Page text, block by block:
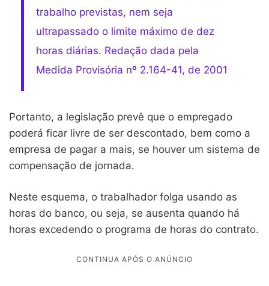
trabalho previstas, nem seja
ultrapassado o limite máximo de dez
horas diárias. Redação dada pela
Medida Provisória nº 2.164-41, de 2001
Portanto, a legislação prevê que o empregado
poderá ficar livre de ser descontado, bem como a
empresa de pagar a mais, se houver um sistema de
compensação de jornada.
Neste esquema, o trabalhador folga usando as
horas do banco, ou seja, se ausenta quando há
horas excedendo o programa de horas do contrato.